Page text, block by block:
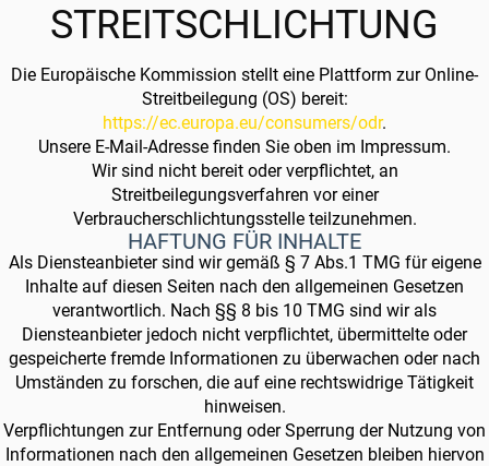
STREITSCHLICHTUNG
Die Europäische Kommission stellt eine Plattform zur Online-
Streitbeilegung (OS) bereit:
https://ec.europa.eu/consumers/odr.
Unsere E-Mail-Adresse finden Sie oben im Impressum.
Wir sind nicht bereit oder verpflichtet, an
Streitbeilegungsverfahren vor einer
Verbraucherschlichtungsstelle teilzunehmen.
HAFTUNG FÜR INHALTE
Als Diensteanbieter sind wir gemäß § 7 Abs.1 TMG für eigene
Inhalte auf diesen Seiten nach den allgemeinen Gesetzen
verantwortlich. Nach §§ 8 bis 10 TMG sind wir als
Diensteanbieter jedoch nicht verpflichtet, übermittelte oder
gespeicherte fremde Informationen zu überwachen oder nach
Umständen zu forschen, die auf eine rechtswidrige Tätigkeit
hinweisen.
Verpflichtungen zur Entfernung oder Sperrung der Nutzung von
Informationen nach den allgemeinen Gesetzen bleiben hiervon